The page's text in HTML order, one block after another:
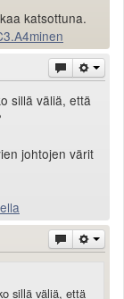
katsottuna.
sillä väliä, että
johtojen värit
sillä väliä, että